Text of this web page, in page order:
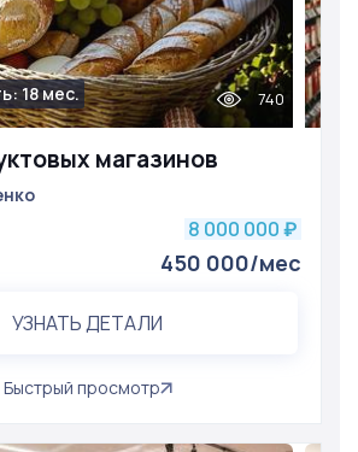
магазинов
18 мес. 740
8 000 000 ₽
450 000/мес
УЗНАТЬ ДЕТАЛИ
Быстрый просмотр